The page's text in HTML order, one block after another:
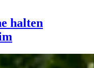
halten